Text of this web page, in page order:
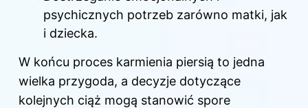
psychicznych potrzeb zarówno matki, jak
i dziecka.
W końcu proces karmienia piersią to jedna
wielka przygoda, a decyzje dotyczące
kolejnych ciąż mogą stanowić spore